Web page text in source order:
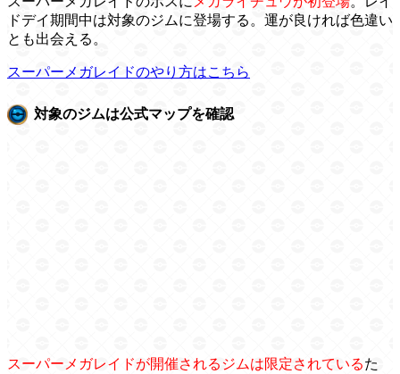
ドデイ期間中は対象のジムに登場する。運が良ければ色違い
とも出会える。
スーパーメガレイドのやり方はこちら
対象のジムは公式マップを確認
スーパーメガレイドが開催されるジムは限定されているた